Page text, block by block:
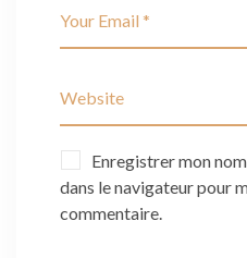
Enregistrer mon
dans le navigateur pour
commentaire.